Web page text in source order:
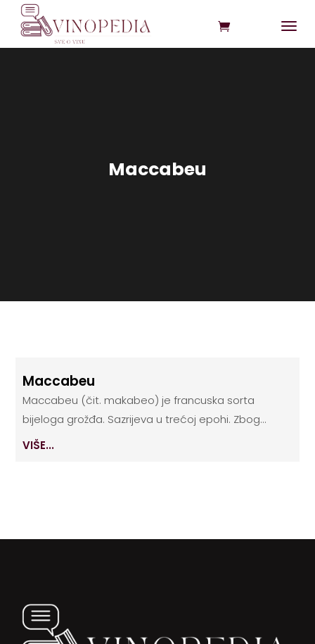
Maccabeu
Maccabeu
Maccabeu (čit. makabeo) je francuska sorta
bijeloga grožđa. Sazrijeva u trećoj epohi. Zbog...
VIŠE...